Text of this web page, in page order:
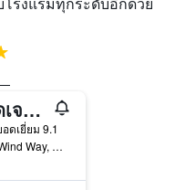
เดอะ ลอดเจส แอท เดอะ เกรทสโมคกี้เมาน์เทนส์
อดเยี่ยม 9.1
222 Whistling Wind Way, ฟิเจน ฟอร์จ, TN, สหรัฐอเมริกา